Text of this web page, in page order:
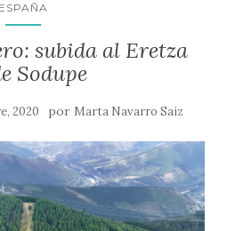
ESPAÑA
subida al Eretza
Sodupe
2020 por Marta Navarro Saiz